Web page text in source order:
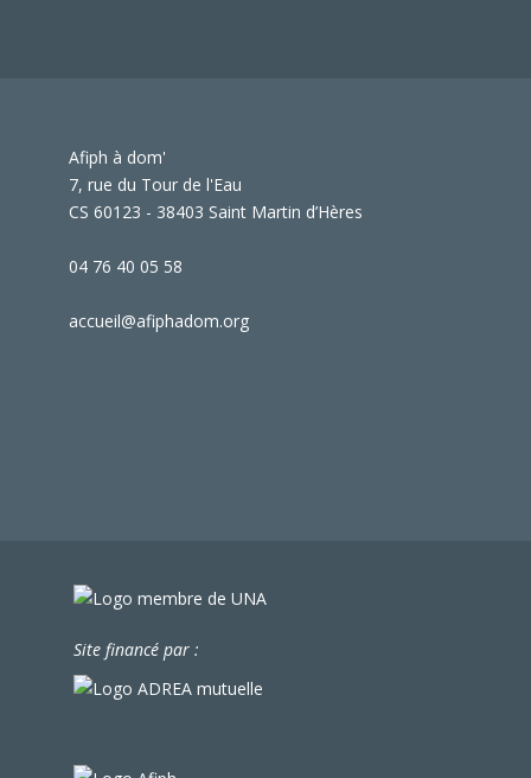
Afiph à dom'
7, rue du Tour de l'Eau
CS 60123 - 38403 Saint Martin d’Hères
04 76 40 05 58
accueil@afiphadom.org
Site financé par :